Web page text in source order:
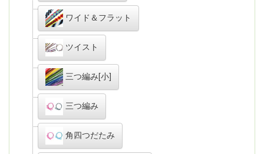
ワイド＆フラット
ツイスト
三つ編み[小]
三つ編み
角四つだたみ